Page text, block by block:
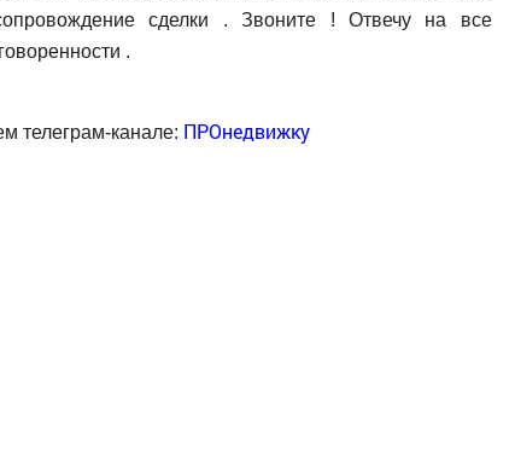
сделки . Звоните ! Отвечу на все
.
телеграм-канале: ПРОнедвижку